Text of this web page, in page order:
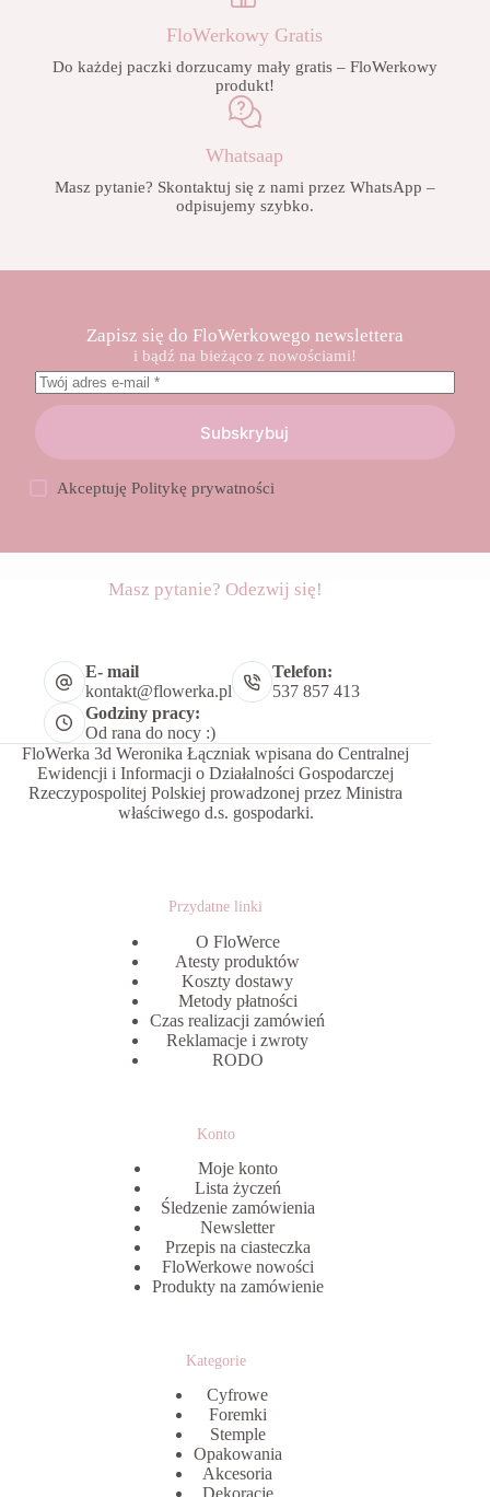
FloWerkowy Gratis
Do każdej paczki dorzucamy mały gratis – FloWerkowy
produkt!
Whatsaap
Masz pytanie? Skontaktuj się z nami przez WhatsApp –
odpisujemy szybko.
Zapisz się do FloWerkowego newslettera
i bądź na bieżąco z nowościami!
Subskrybuj
AkceptujęPolitykę prywatności
Masz pytanie? Odezwij się!
E- mail
kontakt@flowerka.pl
Telefon:
537 857 413
Godziny pracy:
Od rana do nocy :)
FloWerka 3d Weronika Łączniak wpisana do Centralnej
Ewidencji i Informacji o Działalności Gospodarczej
Rzeczypospolitej Polskiej prowadzonej przez Ministra
właściwego d.s. gospodarki.
Przydatne linki
O FloWerce
Atesty produktów
Koszty dostawy
Metody płatności
Czas realizacji zamówień
Reklamacje i zwroty
RODO
Konto
Moje konto
Lista życzeń
Śledzenie zamówienia
Newsletter
Przepis na ciasteczka
FloWerkowe nowości
Produkty na zamówienie
Kategorie
Cyfrowe
Foremki
Stemple
Opakowania
Akcesoria
Dekoracje